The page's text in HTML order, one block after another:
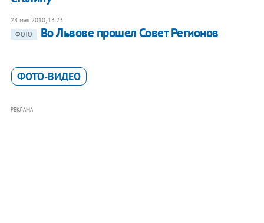
28 мая 2010, 13:23
ФОТО
Во Львове прошел Совет Регионов
ФОТО-ВИДЕО
РЕКЛАМА